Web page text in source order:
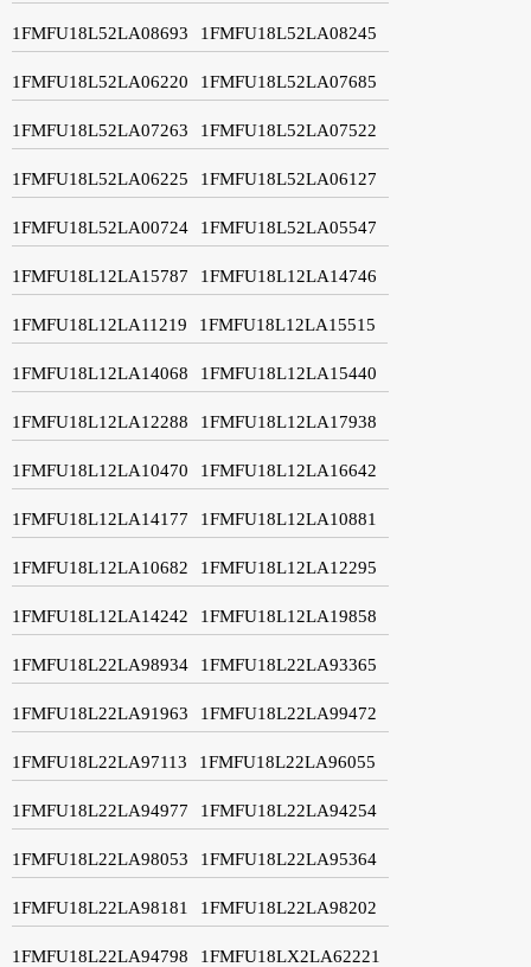
1FMFU18L52LA08693 1FMFU18L52LA08245
1FMFU18L52LA06220 1FMFU18L52LA07685
1FMFU18L52LA07263 1FMFU18L52LA07522
1FMFU18L52LA06225 1FMFU18L52LA06127
1FMFU18L52LA00724 1FMFU18L52LA05547
1FMFU18L12LA15787 1FMFU18L12LA14746
1FMFU18L12LA11219 1FMFU18L12LA15515
1FMFU18L12LA14068 1FMFU18L12LA15440
1FMFU18L12LA12288 1FMFU18L12LA17938
1FMFU18L12LA10470 1FMFU18L12LA16642
1FMFU18L12LA14177 1FMFU18L12LA10881
1FMFU18L12LA10682 1FMFU18L12LA12295
1FMFU18L12LA14242 1FMFU18L12LA19858
1FMFU18L22LA98934 1FMFU18L22LA93365
1FMFU18L22LA91963 1FMFU18L22LA99472
1FMFU18L22LA97113 1FMFU18L22LA96055
1FMFU18L22LA94977 1FMFU18L22LA94254
1FMFU18L22LA98053 1FMFU18L22LA95364
1FMFU18L22LA98181 1FMFU18L22LA98202
1FMFU18L22LA94798 1FMFU18LX2LA62221